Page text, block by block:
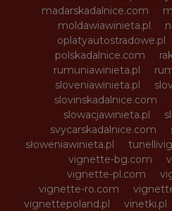
madarskadalnice.com
moldawiawinieta.pl
oplatyautostradowe.pl
polskadalnice.com
rumuniawinieta.pl
sloveniawinieta.pl
slovinskadalnice.com
slowacjawinieta.pl
svycarskadalnice.com
słoweniawinieta.pl
vignette-bg.com
vignette-pl.com
vignette-ro.com
vignettepoland.pl
vinetki.pl